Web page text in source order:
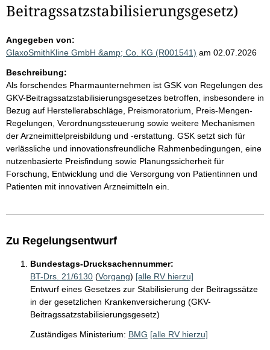
Beitragssatzstabilisierungsgesetz)
Angegeben von:
GlaxoSmithKline GmbH &amp; Co. KG (R001541) am 02.07.2026
Beschreibung:
Als forschendes Pharmaunternehmen ist GSK von Regelungen des
GKV-Beitragssatzstabilisierungsgesetzes betroffen, insbesondere in
Bezug auf Herstellerabschläge, Preismoratorium, Preis-Mengen-
Regelungen, Verordnungssteuerung sowie weitere Mechanismen
der Arzneimittelpreisbildung und -erstattung. GSK setzt sich für
verlässliche und innovationsfreundliche Rahmenbedingungen, eine
nutzenbasierte Preisfindung sowie Planungssicherheit für
Forschung, Entwicklung und die Versorgung von Patientinnen und
Patienten mit innovativen Arzneimitteln ein.
Zu Regelungsentwurf
Bundestags-Drucksachennummer:
BT-Drs. 21/6130 (Vorgang) [alle RV hierzu]
Entwurf eines Gesetzes zur Stabilisierung der Beitragssätze
in der gesetzlichen Krankenversicherung (GKV-
Beitragssatzstabilisierungsgesetz)
Zuständiges Ministerium: BMG [alle RV hierzu]